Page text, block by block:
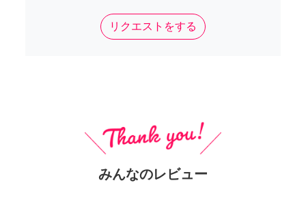
リクエストをする
みんなのレビュー